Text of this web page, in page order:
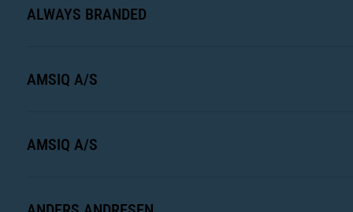
ALWAYS BRANDED
AMSIQ A/S
AMSIQ A/S